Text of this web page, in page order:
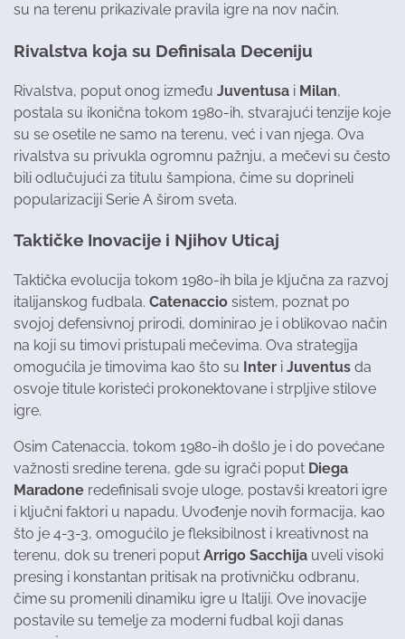
su na terenu prikazivale pravila igre na nov način.
Rivalstva koja su Definisala Deceniju
Rivalstva, poput onog između Juventusa i Milan,
postala su ikonična tokom 1980-ih, stvarajući tenzije koje
su se osetile ne samo na terenu, već i van njega. Ova
rivalstva su privukla ogromnu pažnju, a mečevi su često
bili odlučujući za titulu šampiona, čime su doprineli
popularizaciji Serie A širom sveta.
Taktičke Inovacije i Njihov Uticaj
Taktička evolucija tokom 1980-ih bila je ključna za razvoj
italijanskog fudbala. Catenaccio sistem, poznat po
svojoj defensivnoj prirodi, dominirao je i oblikovao način
na koji su timovi pristupali mečevima. Ova strategija
omogućila je timovima kao što su Inter i Juventus da
osvoje titule koristeći prokonektovane i strpljive stilove
igre.
Osim Catenaccia, tokom 1980-ih došlo je i do povećane
važnosti sredine terena, gde su igrači poput Diega
Maradone redefinisali svoje uloge, postavši kreatori igre
i ključni faktori u napadu. Uvođenje novih formacija, kao
što je 4-3-3, omogućilo je fleksibilnost i kreativnost na
terenu, dok su treneri poput Arrigo Sacchija uveli visoki
presing i konstantan pritisak na protivničku odbranu,
čime su promenili dinamiku igre u Italiji. Ove inovacije
postavile su temelje za moderni fudbal koji danas